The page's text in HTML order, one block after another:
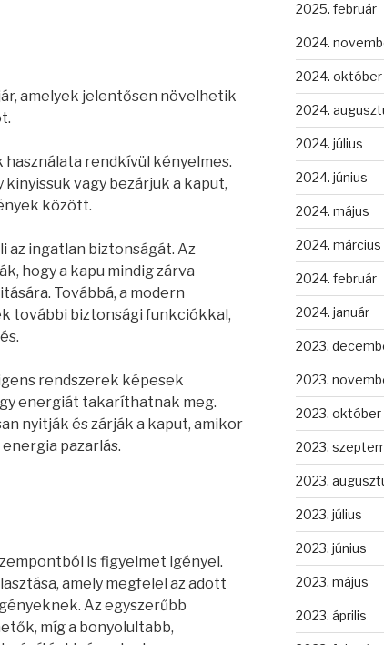
amelyek jelentősen növelhetik
rendkívül kényelmes.
vagy bezárjuk a kaput,
között.
az ingatlan biztonságát. Az
hogy a kapu mindig zárva
Továbbá, a modern
további biztonsági funkciókkal,
rendszerek képesek
energiát takaríthatnak meg.
nyitják és zárják a kaput, amikor
pazarlás.
is figyelmet igényel.
amely megfelel az adott
Az egyszerűbb
míg a bonyolultabb,
2025. február
2024.
2024. október
2024.
2024. július
2024. június
2024. május
2024. március
2024. február
2024. január
2023.
2023.
2023. október
2023.
2023.
2023. július
2023. június
2023. május
2023. április